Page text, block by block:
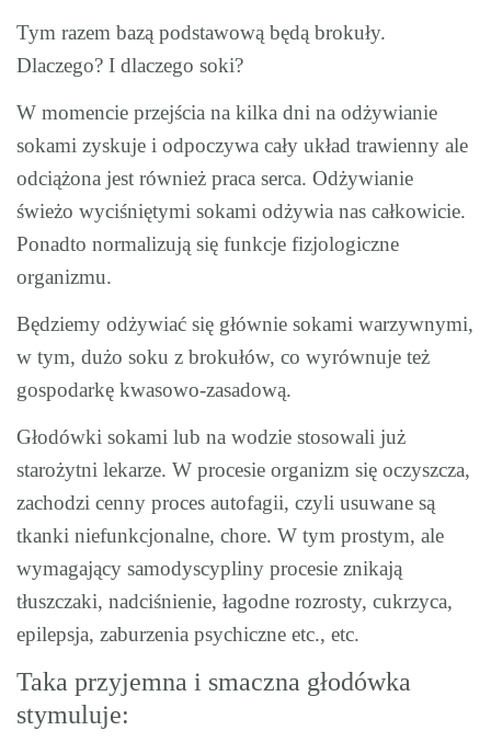
Tym razem bazą podstawową będą brokuły.
Dlaczego? I dlaczego soki?
W momencie przejścia na kilka dni na odżywianie
sokami zyskuje i odpoczywa cały układ trawienny ale
odciążona jest również praca serca. Odżywianie
świeżo wyciśniętymi sokami odżywia nas całkowicie.
Ponadto normalizują się funkcje fizjologiczne
organizmu.
Będziemy odżywiać się głównie sokami warzywnymi,
w tym, dużo soku z brokułów, co wyrównuje też
gospodarkę kwasowo-zasadową.
Głodówki sokami lub na wodzie stosowali już
starożytni lekarze. W procesie organizm się oczyszcza,
zachodzi cenny proces autofagii, czyli usuwane są
tkanki niefunkcjonalne, chore. W tym prostym, ale
wymagający samodyscypliny procesie znikają
tłuszczaki, nadciśnienie, łagodne rozrosty, cukrzyca,
epilepsja, zaburzenia psychiczne etc., etc.
Taka przyjemna i smaczna głodówka
stymuluje: